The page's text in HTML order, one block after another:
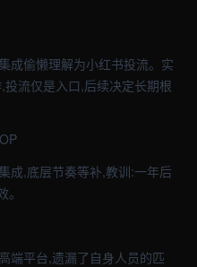
成偷懒理解为小红书投流。实
流仅是入口,后续决定长期根
成,底层节奏等补,教训:一年后
端平台,遗漏了自身人员的匹